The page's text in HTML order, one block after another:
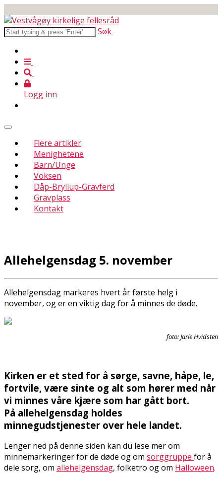
Søk
Logg inn
Flere artikler
Menighetene
Barn/Unge
Voksen
Dåp-Bryllup-Gravferd
Gravplass
Kontakt
Allehelgensdag 5. november
Allehelgensdag markeres hvert år første helg i
november, og er en viktig dag for å minnes de døde.
foto: Jarle Hvidsten
Kirken er et sted for å sørge, savne, håpe, le,
fortvile, være sinte og alt som hører med når
vi minnes våre kjære som har gått bort.
På allehelgensdag holdes
minnegudstjenester over hele landet.
Lenger ned på denne siden kan du lese mer om
minnemarkeringer for de døde og om sorggruppe for å
dele sorg, om allehelgensdag, folketro og om Halloween.